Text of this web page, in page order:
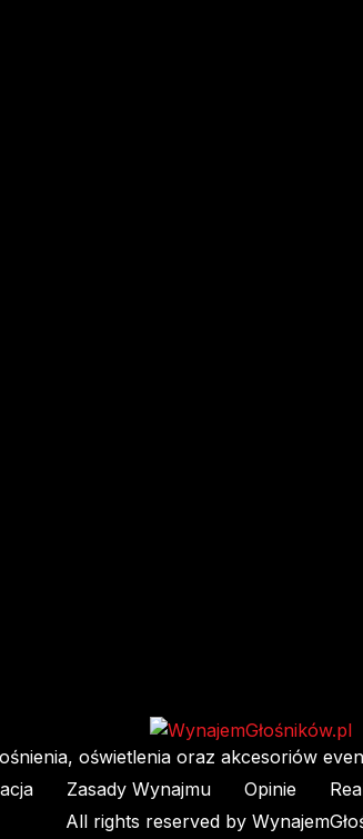
oświetlenia oraz akcesoriów
Zasady Wynajmu Opinie
All rights reserved by